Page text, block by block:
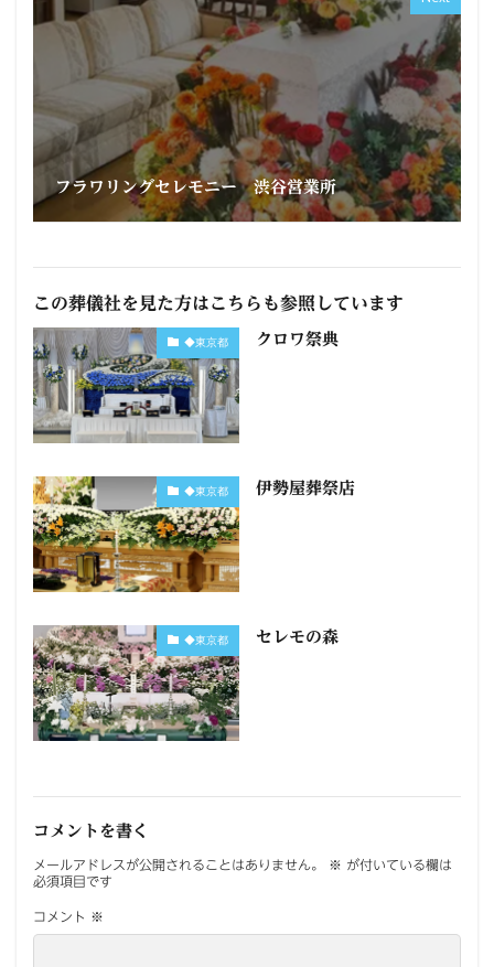
フラワリングセレモニー 渋谷営業所
この葬儀社を見た方はこちらも参照しています
◆東京都 クロワ祭典
◆東京都 伊勢屋葬祭店
◆東京都 セレモの森
コメントを書く
メールアドレスが公開されることはありません。 ※ が付いている欄は
必須項目です
コメント ※